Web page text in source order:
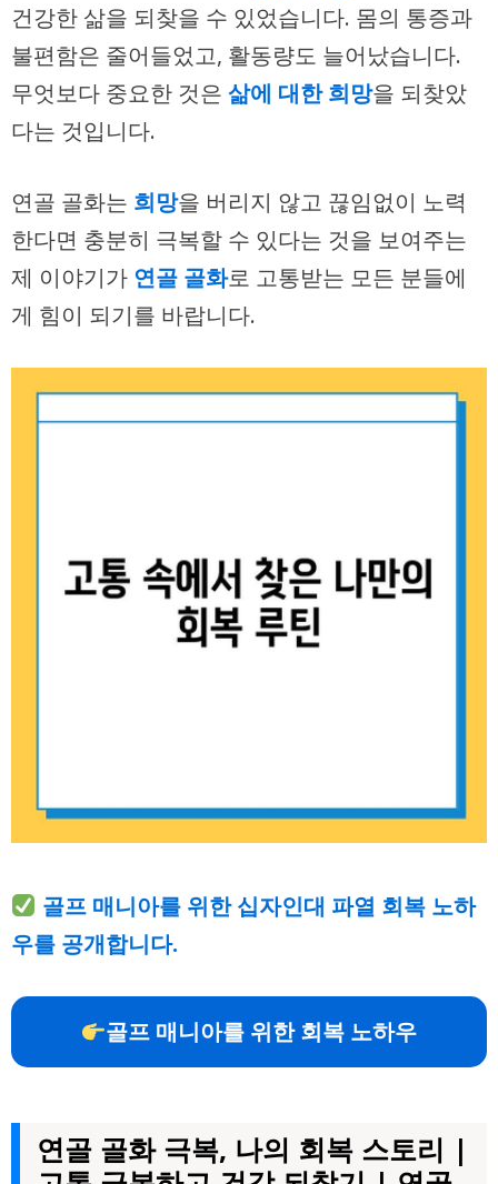
건강한 삶을 되찾을 수 있었습니다. 몸의 통증과
불편함은 줄어들었고, 활동량도 늘어났습니다.
무엇보다 중요한 것은 삶에 대한 희망을 되찾았
다는 것입니다.
연골 골화는 희망을 버리지 않고 끊임없이 노력
한다면 충분히 극복할 수 있다는 것을 보여주는
제 이야기가 연골 골화로 고통받는 모든 분들에
게 힘이 되기를 바랍니다.
골프 매니아를 위한 십자인대 파열 회복 노하
우를 공개합니다.
골프 매니아를 위한 회복 노하우
연골 골화 극복, 나의 회복 스토리 |